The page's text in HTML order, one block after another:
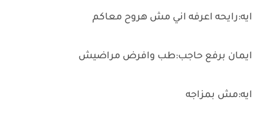
ايه:رايحه اعرفه اني مش هروح معاكم
ايمان برفع حاجب:طب وافرض مراضيش
ايه:مش بمزاجه